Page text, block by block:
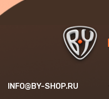
INFO@BY-SHOP.RU